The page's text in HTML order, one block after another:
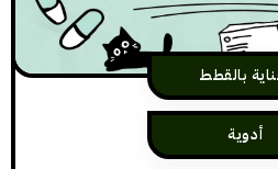
بالقطط
أدوية